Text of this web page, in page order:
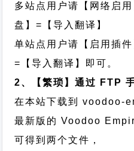
多站点用户请【网络启
盘】=【导入翻译】
单站点用户请【启用插
=【导入翻译】即可。
2、【繁琐】通过 FTP
在本站下载到voodoo-
最新版的 Voodoo
可得到两个文件，